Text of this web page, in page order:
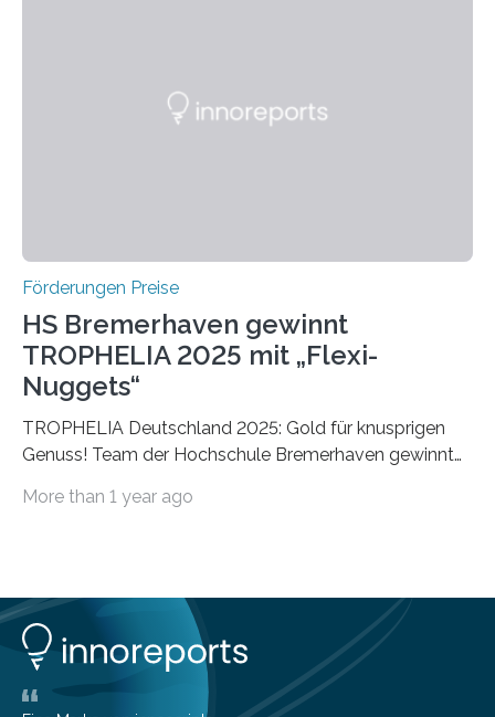
Foundation, des BIAL Award in Biomedicine ist in
Förderungen Preise
HS Bremerhaven gewinnt
TROPHELIA 2025 mit „Flexi-
Nuggets“
TROPHELIA Deutschland 2025: Gold für knusprigen
Genuss! Team der Hochschule Bremerhaven gewinnt
ECOTROPHELIAMit der Produktidee “Flexi-Nuggets”
Studierende der Lebensmittelwissenschaften und
wurde zum 16. Mal durch den Forschungskreis der
Ernährungsindustrie e. V. (FEI) ausgerichtet. “Flexi-
Nuggets” stehen für innovative Lebensmittel, die
More than 1 year ago